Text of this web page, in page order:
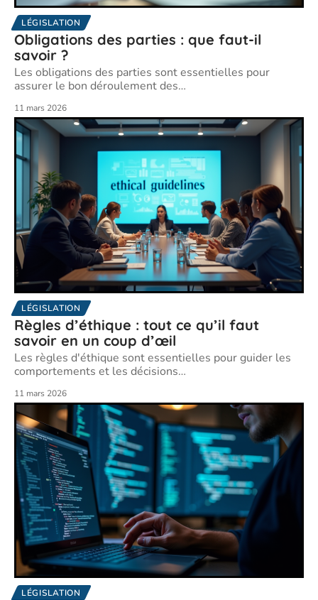
LÉGISLATION
Obligations des parties : que faut-il
savoir ?
Les obligations des parties sont essentielles pour
assurer le bon déroulement des…
11 mars 2026
LÉGISLATION
Règles d’éthique : tout ce qu’il faut
savoir en un coup d’œil
Les règles d'éthique sont essentielles pour guider les
comportements et les décisions…
11 mars 2026
LÉGISLATION